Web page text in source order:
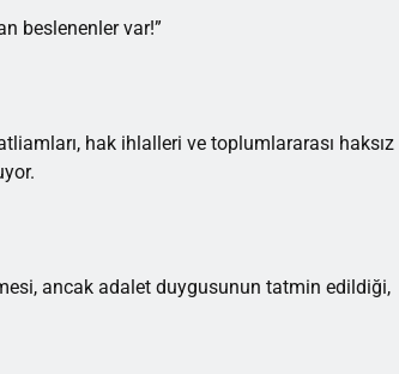
beslenenler var!”
hak ihlalleri ve toplumlararası haksız
ancak adalet duygusunun tatmin edildiği,